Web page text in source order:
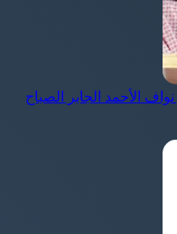
الأحمد الجابر الصباح